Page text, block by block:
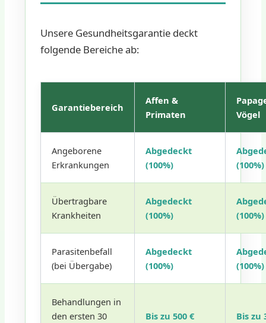
Unsere Gesundheitsgarantie deckt
folgende Bereiche ab:
Garantiebereich
Affen &
Primaten
Vögel
Angeborene
Erkrankungen
Abgedeckt
(100%)
(100%)
Übertragbare
Krankheiten
Abgedeckt
(100%)
(100%)
Parasitenbefall
(bei Übergabe)
Abgedeckt
(100%)
(100%)
Behandlungen in
den ersten 30
Bis zu 500 € Bis zu